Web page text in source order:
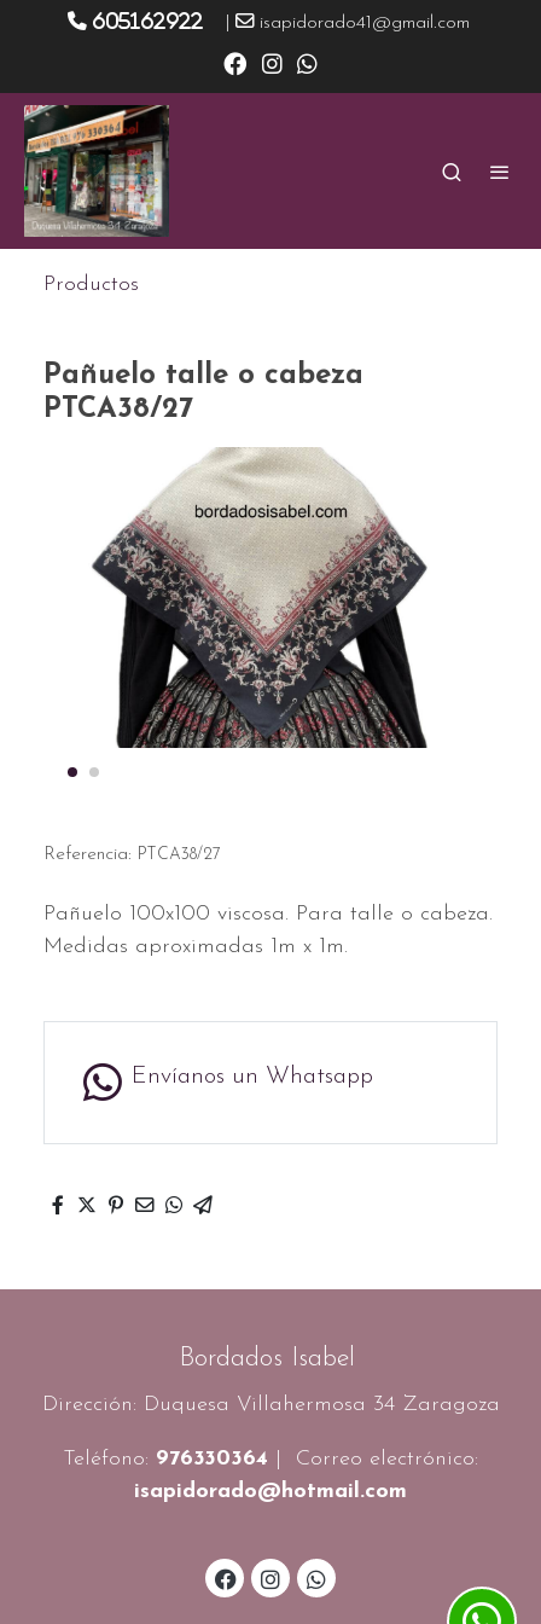
605162922 isapidorado41@gmail.com
Productos
Pañuelo talle o cabeza
PTCA38/27
Referencia: PTCA38/27
Pañuelo 100x100 viscosa. Para talle o cabeza.
Medidas aproximadas 1m x 1m.
Envíanos un Whatsapp
Bordados Isabel
Dirección: Duquesa Villahermosa 34 Zaragoza
Teléfono: 976330364 | Correo electrónico:
isapidorado@hotmail.com